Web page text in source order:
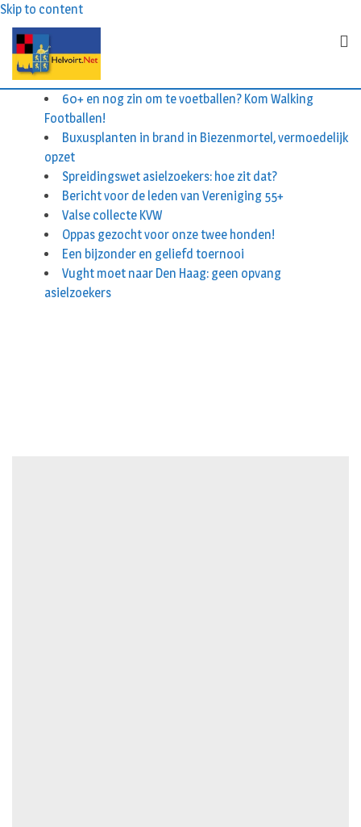
Skip to content
60+ en nog zin om te voetballen? Kom Walking
Footballen!
Buxusplanten in brand in Biezenmortel, vermoedelijk
opzet
Spreidingswet asielzoekers: hoe zit dat?
Bericht voor de leden van Vereniging 55+
Valse collecte KVW
Oppas gezocht voor onze twee honden!
Een bijzonder en geliefd toernooi
Vught moet naar Den Haag: geen opvang
asielzoekers